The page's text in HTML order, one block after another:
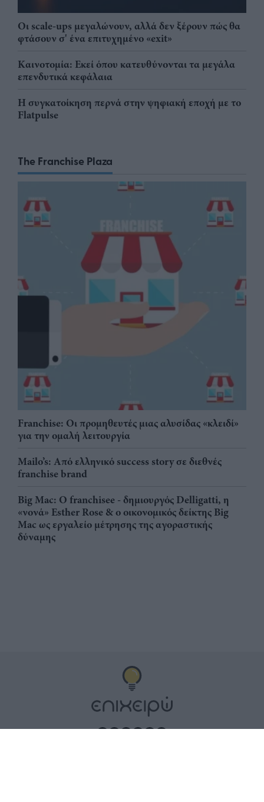
Οι scale-ups μεγαλώνουν, αλλά δεν ξέρουν πώς θα
φτάσουν σ' ένα επιτυχημένο «exit»
Καινοτομία: Εκεί όπου κατευθύνονται τα μεγάλα
επενδυτικά κεφάλαια
Η συγκατοίκηση περνά στην ψηφιακή εποχή με το
Flatpulse
The Franchise Plaza
Franchise: Οι προμηθευτές μιας αλυσίδας «κλειδί»
για την ομαλή λειτουργία
Mailo’s: Από ελληνικό success story σε διεθνές
franchise brand
Big Mac: Ο franchisee - δημιουργός Delligatti, η
«νονά» Esther Rose & ο οικονομικός δείκτης Big
Mac ως εργαλείο μέτρησης της αγοραστικής
δύναμης